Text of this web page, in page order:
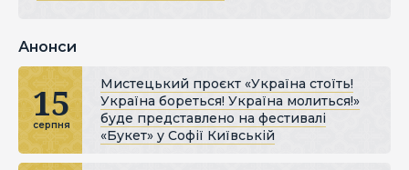
Анонси
15
серпня
Мистецький проєкт «Україна стоїть!
Україна бореться! Україна молиться!»
буде представлено на фестивалі
«Букет» у Софії Київській